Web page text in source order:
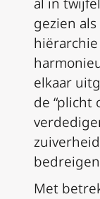
al in
gezien
hiërarchie
elkaar
de “plicht
Met